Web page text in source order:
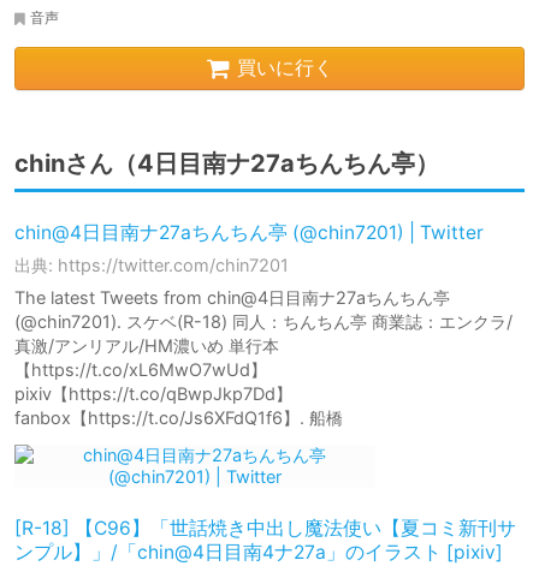
音声
買いに行く
chinさん（4日目南ナ27aちんちん亭）
chin@4日目南ナ27aちんちん亭 (@chin7201) | Twitter
出典: https://twitter.com/chin7201
The latest Tweets from chin@4日目南ナ27aちんちん亭
(@chin7201). スケベ(R-18) 同人：ちんちん亭 商業誌：エンクラ/
真激/アンリアル/HM濃いめ 単行本
【https://t.co/xL6MwO7wUd】
pixiv【https://t.co/qBwpJkp7Dd】
fanbox【https://t.co/Js6XFdQ1f6】. 船橋
[R-18] 【C96】「世話焼き中出し魔法使い【夏コミ新刊サ
ンプル】」/「chin@4日目南4ナ27a」のイラスト [pixiv]